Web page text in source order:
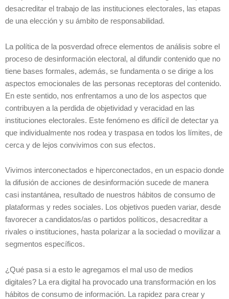
desacreditar el trabajo de las instituciones electorales, las etapas
de una elección y su ámbito de responsabilidad.
La política de la posverdad ofrece elementos de análisis sobre el
proceso de desinformación electoral, al difundir contenido que no
tiene bases formales, además, se fundamenta o se dirige a los
aspectos emocionales de las personas receptoras del contenido.
En este sentido, nos enfrentamos a uno de los aspectos que
contribuyen a la perdida de objetividad y veracidad en las
instituciones electorales. Este fenómeno es difícil de detectar ya
que individualmente nos rodea y traspasa en todos los límites, de
cerca y de lejos convivimos con sus efectos.
Vivimos interconectados e hiperconectados, en un espacio donde
la difusión de acciones de desinformación sucede de manera
casi instantánea, resultado de nuestros hábitos de consumo de
plataformas y redes sociales. Los objetivos pueden variar, desde
favorecer a candidatos/as o partidos políticos, desacreditar a
rivales o instituciones, hasta polarizar a la sociedad o movilizar a
segmentos específicos.
¿Qué pasa si a esto le agregamos el mal uso de medios
digitales? La era digital ha provocado una transformación en los
hábitos de consumo de información. La rapidez para crear y